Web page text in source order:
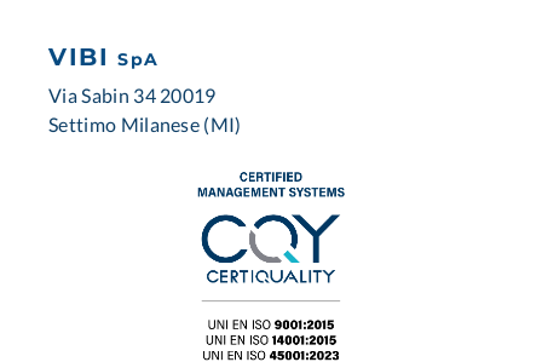
VIBI SpA
Via Sabin 34 20019
Settimo Milanese (MI)